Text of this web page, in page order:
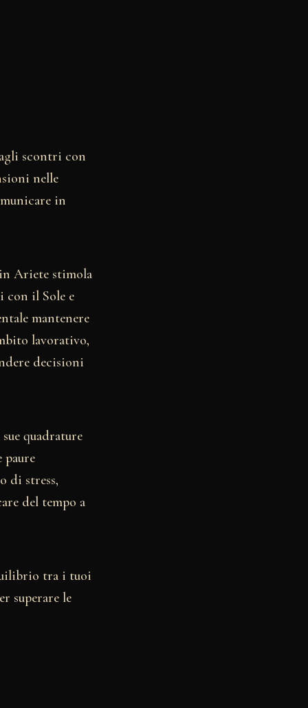
scontri con
nelle
in
Ariete stimola
con il Sole e
mantenere
lavorativo,
decisioni
quadrature
paure
di stress,
del tempo a
tra i tuoi
superare le